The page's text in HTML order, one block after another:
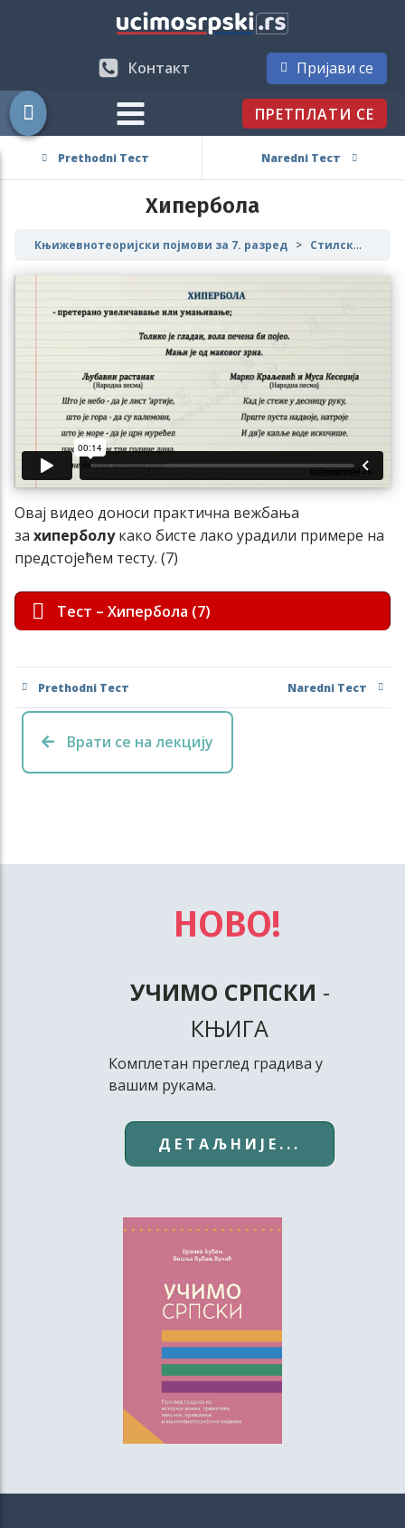
Контакт Пријави се
ПРЕТПЛАТИ СЕ
Prethodni Тест Naredni Тест
Хипербола
Књижевнотеоријски појмови за 7. разред Стилске фигуре
Овај видео доноси практична вежбања
за хиперболу како бисте лако урадили примере на
предстојећем тесту. (7)
Тест – Хипербола (7)
Prethodni Тест Naredni Тест
Врати се на лекцију
НОВО!
УЧИМО СРПСКИ -
КЊИГА
Комплетан преглед градива у
вашим рукама.
ДЕТАЉНИЈЕ...